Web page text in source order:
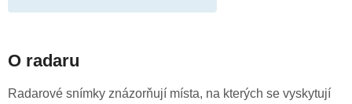
O radaru
Radarové snímky znázorňují místa, na kterých se vyskytují